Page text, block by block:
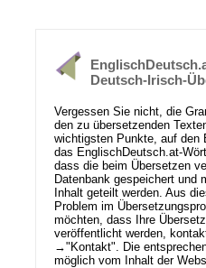
Deutsch-Irisch-
Vergessen Sie nicht, die
den zu übersetzenden
wichtigsten Punkte, auf den
das EnglischDeutsch.at-
dass die beim Übersetzen
Datenbank gespeichert und
Inhalt geteilt werden. Aus
Problem im
möchten, dass Ihre
veröffentlicht werden,
→"Kontakt" . Die
möglich vom Inhalt der